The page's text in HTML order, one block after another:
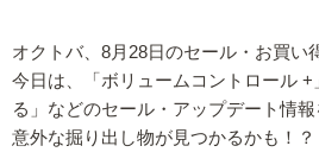
オクトバ、8月28日のセール・お買い
今日は、「ボリュームコントロール +
る」などのセール・アップデート情報
意外な掘り出し物が見つかるかも！？